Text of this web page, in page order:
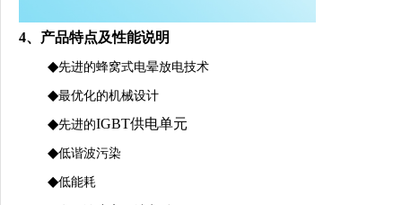
4、产品特点及性能说明
◆先进的蜂窝式电晕放电技术
◆最优化的机械设计
◆先进的IGBT供电单元
◆低谐波污染
◆低能耗